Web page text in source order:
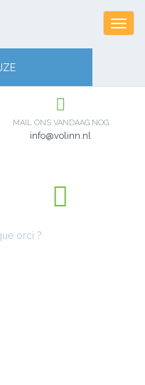
MAIL ONS VANDAAG NOG
info@volinn.nl
orci ?